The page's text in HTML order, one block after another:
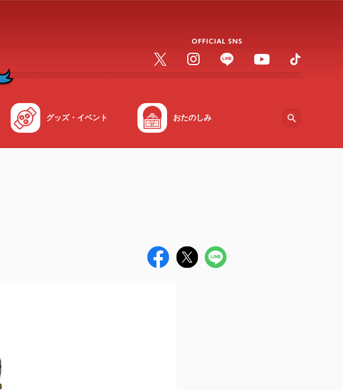
グッズ・イベント おたのしみ